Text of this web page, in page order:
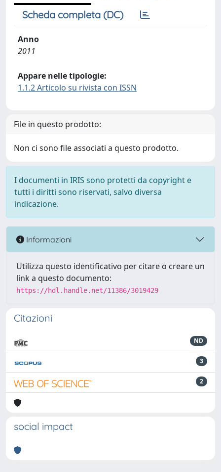
Scheda completa (DC)
Anno
2011
Appare nelle tipologie:
1.1.2 Articolo su rivista con ISSN
File in questo prodotto:
Non ci sono file associati a questo prodotto.
I documenti in IRIS sono protetti da copyright e
tutti i diritti sono riservati, salvo diversa
indicazione.
Informazioni
Utilizza questo identificativo per citare o creare un
link a questo documento:
https://hdl.handle.net/11386/3019429
Citazioni
ND
3
2
social impact